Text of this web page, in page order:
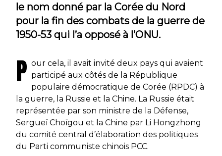
le nom donné par la Corée du Nord
pour la fin des combats de la guerre de
1950-53 qui l’a opposé à l’ONU.
P our cela, il avait invité deux pays qui avaient
participé aux côtés de la République
populaire démocratique de Corée (RPDC) à
la guerre, la Russie et la Chine. La Russie était
représentée par son ministre de la Défense,
Sergueï Choïgou et la Chine par Li Hongzhong
du comité central d’élaboration des politiques
du Parti communiste chinois PCC.